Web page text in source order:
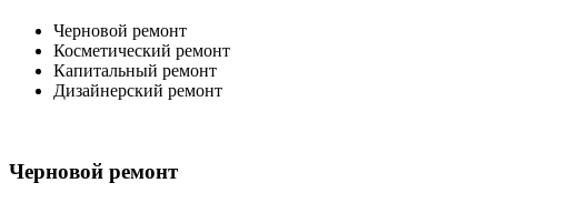
Черновой ремонт
Косметический ремонт
Капитальный ремонт
Дизайнерский ремонт
Черновой ремонт